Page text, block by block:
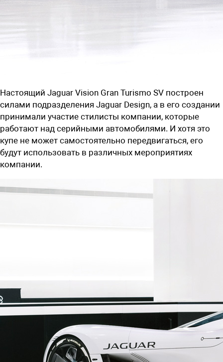
Настоящий Jaguar Vision Gran Turismo SV построен
силами подразделения Jaguar Design, а в его создании
принимали участие стилисты компании, которые
работают над серийными автомобилями. И хотя это
купе не может самостоятельно передвигаться, его
будут использовать в различных мероприятиях
компании.